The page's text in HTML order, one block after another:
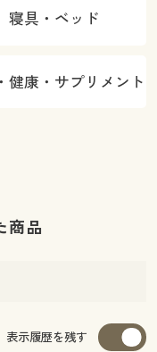
寝具・ベッド
健康・サプリメント
商品
表示履歴を残す